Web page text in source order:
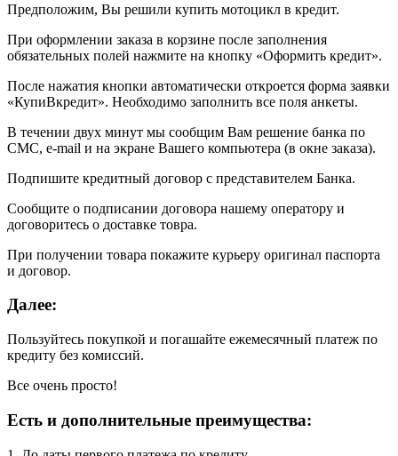
Предположим, Вы решили купить мотоцикл в кредит.
При оформлении заказа в корзине после заполнения
обязательных полей нажмите на кнопку «Оформить кредит».
После нажатия кнопки автоматически откроется форма заявки
«КупиВкредит». Необходимо заполнить все поля анкеты.
В течении двух минут мы сообщим Вам решение банка по
СМС, e-mail и на экране Вашего компьютера (в окне заказа).
Подпишите кредитный договор с представителем Банка.
Сообщите о подписании договора нашему оператору и
договоритесь о доставке товра.
При получении товара покажите курьеру оригинал паспорта
и договор.
Далее:
Пользуйтесь покупкой и погашайте ежемесячный платеж по
кредиту без комиссий.
Все очень просто!
Есть и дополнительные преимущества: